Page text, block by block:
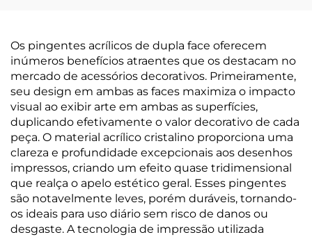
Os pingentes acrílicos de dupla face oferecem
inúmeros benefícios atraentes que os destacam no
mercado de acessórios decorativos. Primeiramente,
seu design em ambas as faces maximiza o impacto
visual ao exibir arte em ambas as superfícies,
duplicando efetivamente o valor decorativo de cada
peça. O material acrílico cristalino proporciona uma
clareza e profundidade excepcionais aos desenhos
impressos, criando um efeito quase tridimensional
que realça o apelo estético geral. Esses pingentes
são notavelmente leves, porém duráveis, tornando-
os ideais para uso diário sem risco de danos ou
desgaste. A tecnologia de impressão utilizada